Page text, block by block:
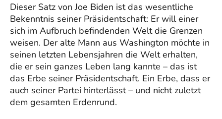
Dieser Satz von Joe Biden ist das wesentliche
Bekenntnis seiner Präsidentschaft: Er will einer
sich im Aufbruch befindenden Welt die Grenzen
weisen. Der alte Mann aus Washington möchte in
seinen letzten Lebensjahren die Welt erhalten,
die er sein ganzes Leben lang kannte – das ist
das Erbe seiner Präsidentschaft. Ein Erbe, dass er
auch seiner Partei hinterlässt – und nicht zuletzt
dem gesamten Erdenrund.